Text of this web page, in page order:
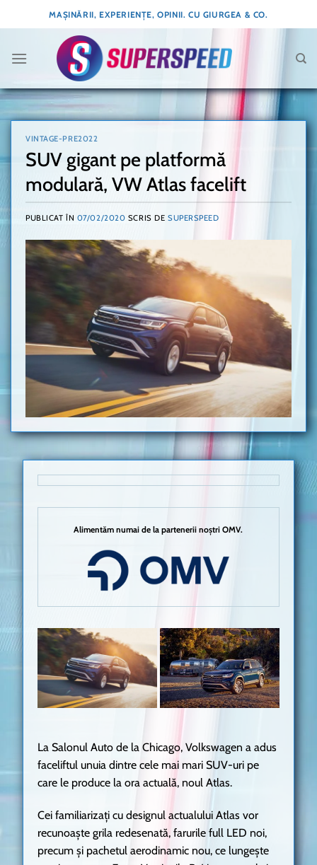
to
MAȘINĂRII, EXPERIENȚE, OPINII. CU GIURGEA & CO.
VINTAGE-PRE2022
SUV gigant pe platformă
modulară, VW Atlas facelift
PUBLICAT ÎN 07/02/2020 SCRIS DE SUPERSPEED
Alimentăm numai de la partenerii noștri OMV.
La Salonul Auto de la Chicago, Volkswagen a adus
faceliftul unuia dintre cele mai mari SUV-uri pe
care le produce la ora actuală, noul Atlas.
Cei familiarizați cu designul actualului Atlas vor
recunoaște grila redesenată, farurile full LED noi,
precum și pachetul aerodinamic nou, ce lungește